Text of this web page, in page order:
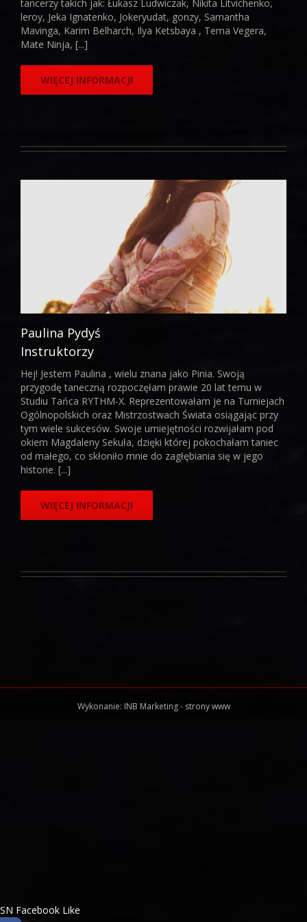
tancerzy takich jak: Łukasz Ludwiczak, Nikita Litvichenko,
leroy, Jeka Ignatenko, Jokeryudat, gonzy, Samantha
Mavinga, Karim Belharch, Ilya Ketsbaya , Tema Vegera,
Mate Ninja, [...]
WIĘCEJ INFORMACJI
Paulina Pydyś
Instruktorzy
Hej! Jestem Paulina , wielu znana jako Pinia. Swoją
przygodę taneczną rozpoczęłam prawie 20 lat temu w
Studiu Tańca RYTHM-X. Reprezentowałam je na Turniejach
Ogólnopolskich oraz Mistrzostwach Świata osiągając przy
tym wiele sukcesów. Swoje umiejętności rozwijałam pod
okiem Magdaleny Sekuła, dzięki której pokochałam taniec
od małego, co skłoniło mnie do zagłębiania się w jego
historie. [...]
WIĘCEJ INFORMACJI
Wykonanie: INB Marketing- strony www
SN Facebook Like